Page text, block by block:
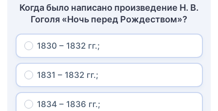
Когда было написано произведение Н. В.
Гоголя «Ночь перед Рождеством»?
1830 – 1832 гг.;
1831 – 1832 гг.;
1834 – 1836 гг.;